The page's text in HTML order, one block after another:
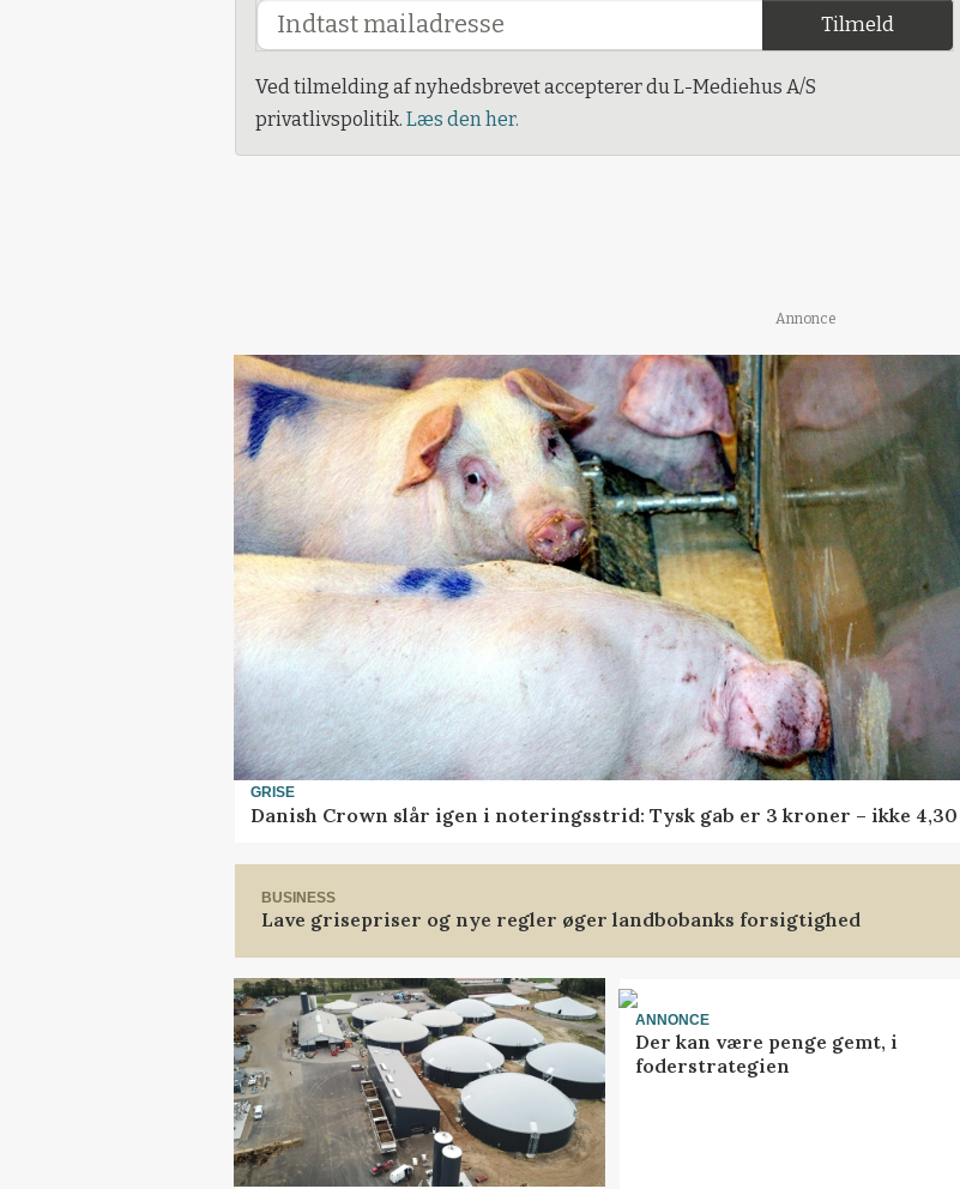
Tilmeld
Ved tilmelding af nyhedsbrevet accepterer du L-Mediehus A/S
privatlivspolitik. Læs den her.
Annonce
GRISE
Danish Crown slår igen i noteringsstrid: Tysk gab er 3 kroner – ikke 4,30
BUSINESS
Lave grisepriser og nye regler øger landbobanks forsigtighed
ANNONCE
Der kan være penge gemt, i
foderstrategien